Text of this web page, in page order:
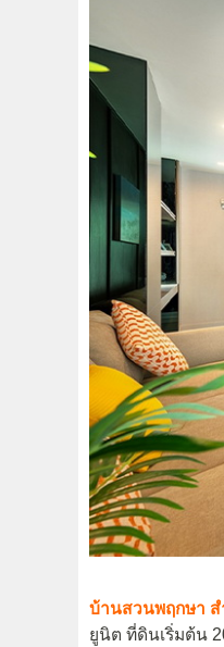
บ้านสวนพฤกษา
ยูนิต ที่ดินเริ่มต้น